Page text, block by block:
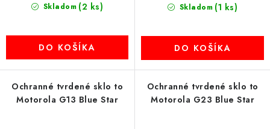
Skladom (2 ks)
DO KOŠÍKA
Skladom (1 ks)
DO KOŠÍKA
Ochranné tvrdené sklo to
Motorola G13 Blue Star
Ochranné tvrdené sklo to
Motorola G23 Blue Star